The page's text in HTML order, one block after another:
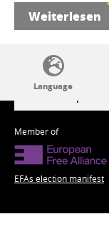
Weiterlesen
SSW politics
Member of
EFAs election manifest